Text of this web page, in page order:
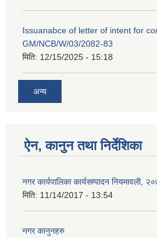
Issuanabce of letter of intent for
GM/NCB/W/03/2082-83
मिति: 12/15/2025 - 15:18
अन्य
ऐन, कानुन तथा निर्देशिका
नगर कार्यपालिका कार्यसम्पादन नियमावली,
मिति: 11/14/2017 - 13:54
नगर कानुनहरु